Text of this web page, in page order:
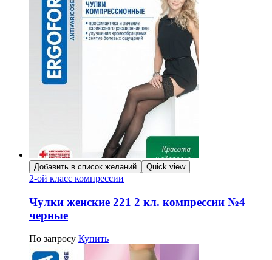
Добавить в список желаний Quick view
2-ой класс компрессии
Чулки женские 221 2 кл. компрессии №4
черные
По запросу Купить